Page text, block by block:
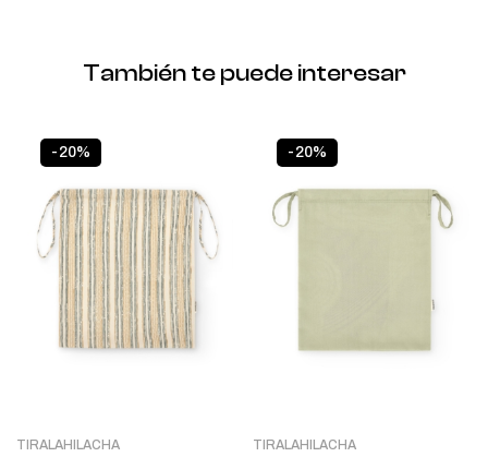
También te puede interesar
-20%
TIRALAHILACHA
-20%
TIRALAHILACHA